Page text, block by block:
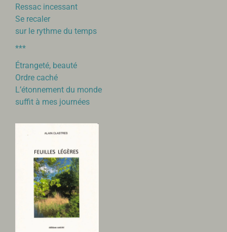
Ressac incessant
Se recaler
sur le rythme du temps
***
Étrangeté, beauté
Ordre caché
L’étonnement du monde
suffit à mes journées